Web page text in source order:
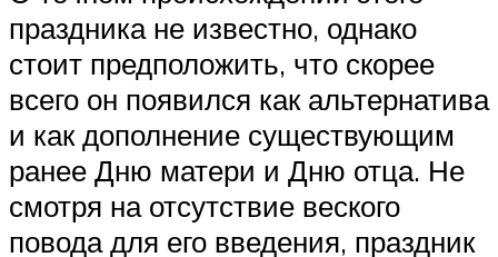
праздника не известно, однако
стоит предположить, что скорее
всего он появился как альтернатива
и как дополнение существующим
ранее Дню матери и Дню отца. Не
смотря на отсутствие веского
повода для его введения, праздник